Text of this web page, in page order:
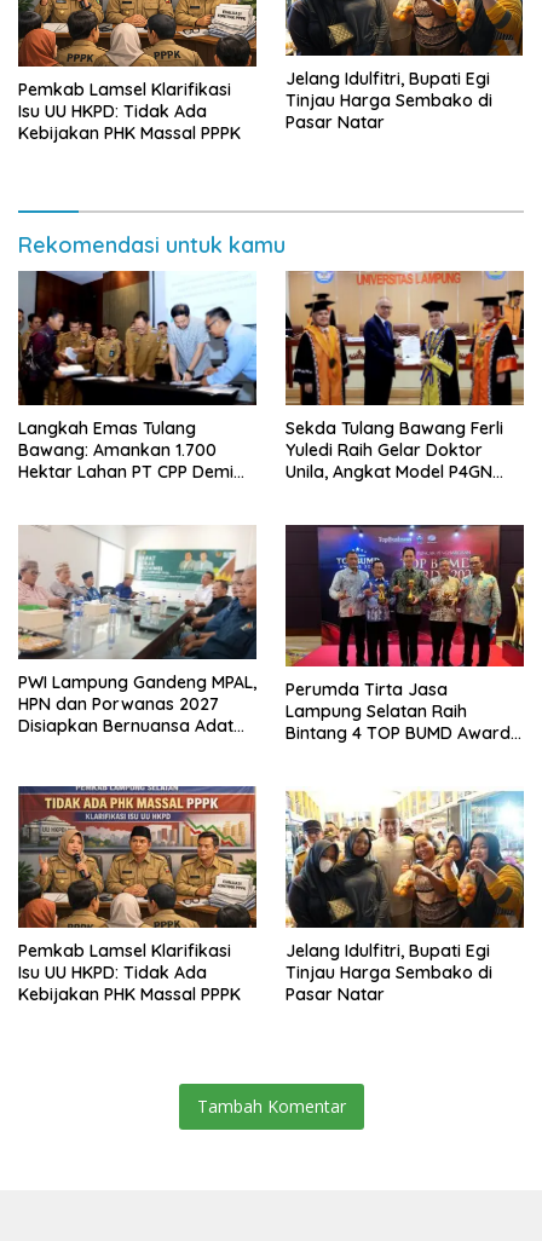
Pemkab Lamsel Klarifikasi
Isu UU HKPD: Tidak Ada
Kebijakan PHK Massal PPPK
Jelang Idulfitri, Bupati Egi
Tinjau Harga Sembako di
Pasar Natar
Rekomendasi untuk kamu
Langkah Emas Tulang
Bawang: Amankan 1.700
Hektar Lahan PT CPP Demi
Sekda Tulang Bawang Ferli
Yuledi Raih Gelar Doktor
Unila, Angkat Model P4GN
PWI Lampung Gandeng MPAL,
HPN dan Porwanas 2027
Disiapkan Bernuansa Adat
Perumda Tirta Jasa
Lampung Selatan Raih
Bintang 4 TOP BUMD Awards
Pemkab Lamsel Klarifikasi
Isu UU HKPD: Tidak Ada
Kebijakan PHK Massal PPPK
Jelang Idulfitri, Bupati Egi
Tinjau Harga Sembako di
Pasar Natar
Tambah Komentar